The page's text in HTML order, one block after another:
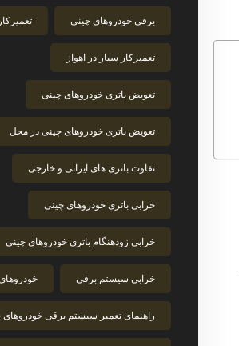
برقی خودروهای چینی
تعمیرکار سیار در اهواز
تعویض باتری خودروهای چینی
تعویض باتری خودروهای چینی در محل
تفاوت باتری های ایرانی و خارجی
خرابی باتری خودروهای چینی
خرابی زودهنگام باتری خودروهای چینی
خرابی سیستم برقی
راهنمای تعمیر سیستم برقی خودروهای